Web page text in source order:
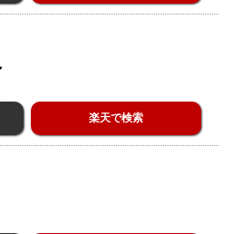
楽天で検索